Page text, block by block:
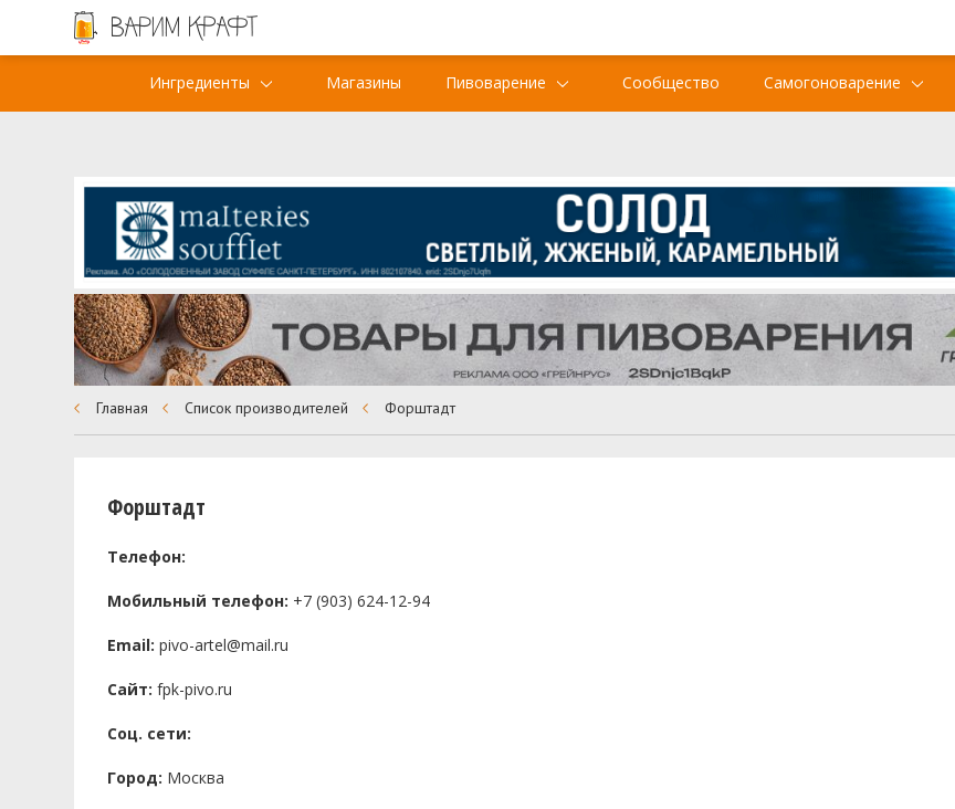
Ингредиенты Магазины Пивоварение Сообщество Самогоноварение
Главная Список производителей Форштадт
Форштадт
Телефон:
Мобильный телефон: +7 (903) 624-12-94
Email: pivo-artel@mail.ru
Сайт: fpk-pivo.ru
Соц. сети:
Город: Москва